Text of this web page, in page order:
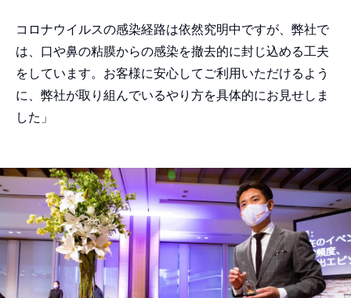
コロナウイルスの感染経路は依然究明中ですが、弊社で
は、口や鼻の粘膜からの感染を撤去的に封じ込める工夫
をしています。お客様に安心してご利用いただけるよう
に、弊社が取り組んでいるやり方を具体的にお見せしま
した」